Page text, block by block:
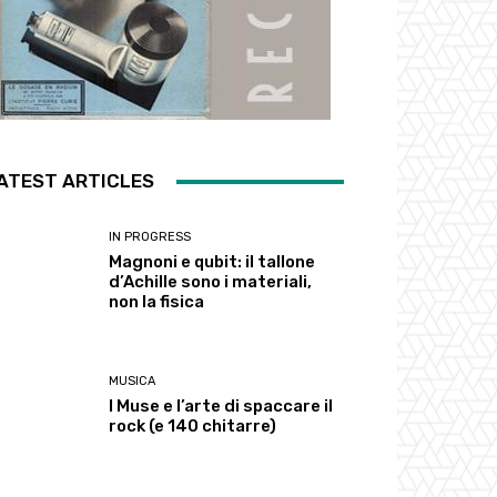
ARTICLES
IN PROGRESS
Magnoni e qubit: il tallone
d’Achille sono i materiali,
non la fisica
MUSICA
I Muse e l’arte di spaccare il
rock (e 140 chitarre)